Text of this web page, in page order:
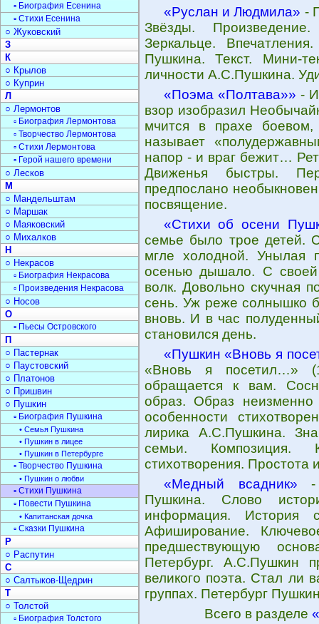
«Руслан и Людмила» -
Звёзды.
Зеркальце.
Пушкина. Текст. Мини-
личности А.С.Пушкина.
«Поэма «Полтава»» -
взор изобразил
мчится в прахе
называет
напор - и враг бежит…
Движенья быстры.
предпослано
посвящение.
«Стихи об осени
семье было трое детей.
мгле холодной.
осенью дышало. С своей
волк. Довольно скучная
сень. Уж реже солнышко
вновь. И в час
становился день.
«Пушкин «Вновь я
«Вновь я посетил…»
обращается к вам.
образ. Образ
особенности
лирика А.С.Пушкина.
семьи. Композиция.
стихотворения. Простота
«Медный всадник» -
Пушкина. Слово
информация. История
Афиширование.
предшествующую
Петербург. А.С.Пушкин
великого поэта. Стал ли
группах. Петербург
Всего в разделе
▫ Биография Есенина
▫ Стихи Есенина
○ Жуковский
З
К
○ Крылов
○ Куприн
Л
○ Лермонтов
▫ Биография Лермонтова
▫ Творчество Лермонтова
▫ Стихи Лермонтова
▫ Герой нашего времени
○ Лесков
М
○ Мандельштам
○ Маршак
○ Маяковский
○ Михалков
Н
○ Некрасов
▫ Биография Некрасова
▫ Произведения Некрасова
○ Носов
О
▫ Пьесы Островского
П
○ Пастернак
○ Паустовский
○ Платонов
○ Пришвин
○ Пушкин
▫ Биография Пушкина
• Семья Пушкина
• Пушкин в лицее
• Пушкин в Петербурге
▫ Творчество Пушкина
• Пушкин о любви
▫ Стихи Пушкина
▫ Повести Пушкина
• Капитанская дочка
▫ Сказки Пушкина
Р
○ Распутин
С
○ Салтыков-Щедрин
Т
○ Толстой
▫ Биография Толстого